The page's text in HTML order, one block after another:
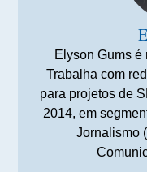
Elyson Gums é
Trabalha com
para projetos de
2014, em
Jornalismo